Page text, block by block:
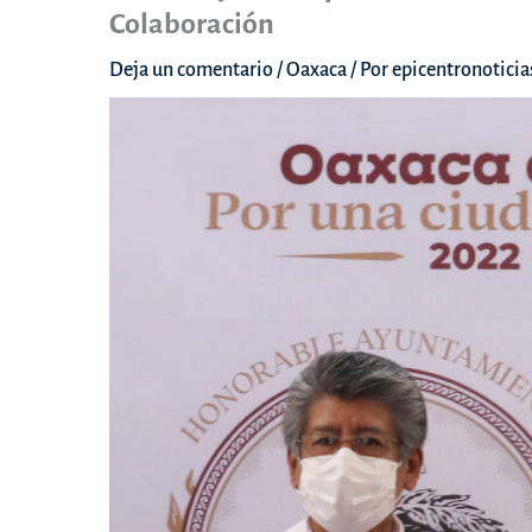
Colaboración
Deja un comentario/Oaxaca/ Por